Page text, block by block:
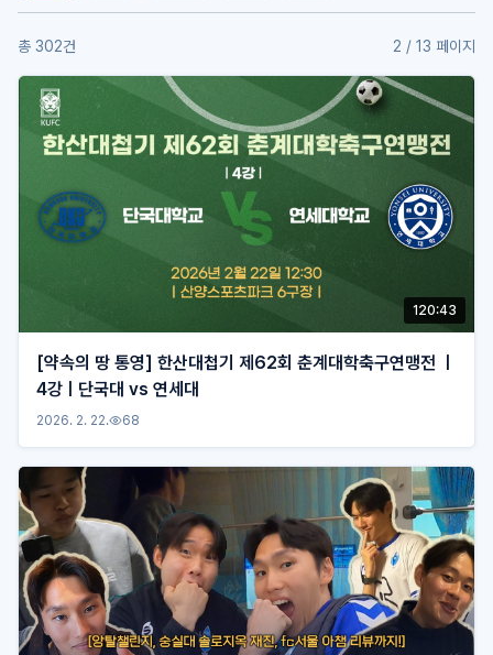
총 302건 2 / 13 페이지
120:43
[약속의 땅 통영] 한산대첩기 제62회 춘계대학축구연맹전 ㅣ
4강ㅣ단국대 vs 연세대
2026. 2. 22. 68